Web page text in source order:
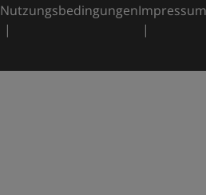
NutzungsbedingungenImpressum